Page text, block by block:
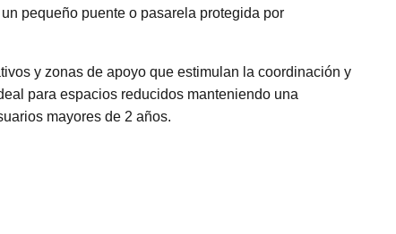
pequeño puente o pasarela protegida por
y zonas de apoyo que estimulan la coordinación y
para espacios reducidos manteniendo una
mayores de 2 años.